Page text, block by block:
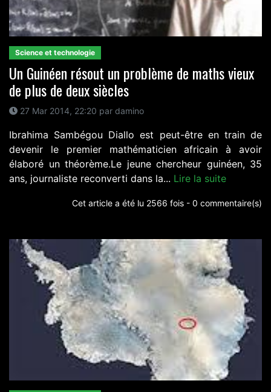
Science et technologie
Un Guinéen résout un problème de maths vieux
de plus de deux siècles
27 Mar 2014, 22:20 par damino
Ibrahima Sambégou Diallo est peut-être en train de
devenir le premier mathématicien africain à avoir
élaboré un théorème.Le jeune chercheur guinéen, 35
ans, journaliste reconverti dans la... Lire la suite
Cet article a été lu 2566 fois - 0 commentaire(s)